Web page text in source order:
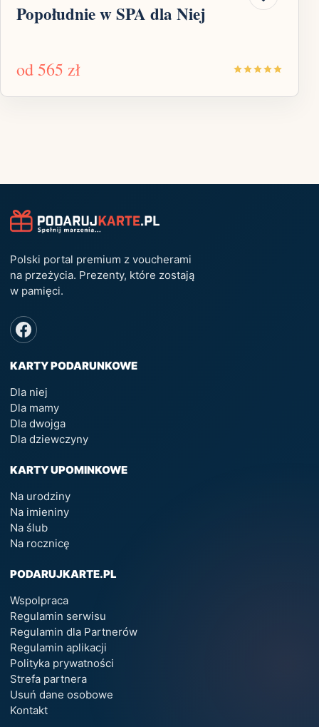
Popołudnie w SPA dla Niej
od 565 zł
Polski portal premium z voucherami
na przeżycia. Prezenty, które zostają
w pamięci.
KARTY PODARUNKOWE
Dla niej
Dla mamy
Dla dwojga
Dla dziewczyny
KARTY UPOMINKOWE
Na urodziny
Na imieniny
Na ślub
Na rocznicę
PODARUJKARTE.PL
Wspolpraca
Regulamin serwisu
Regulamin dla Partnerów
Regulamin aplikacji
Polityka prywatności
Strefa partnera
Usuń dane osobowe
Kontakt